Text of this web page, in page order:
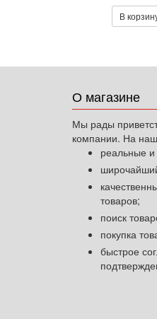
В
О магазине
Мы рады
компании. На
реальные
товаров;
поиск
покупка
быстрое